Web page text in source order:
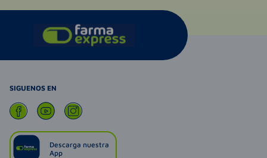
SIGUENOS EN
Descarga nuestra
App